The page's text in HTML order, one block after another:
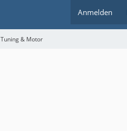
Anmelden
& Motor